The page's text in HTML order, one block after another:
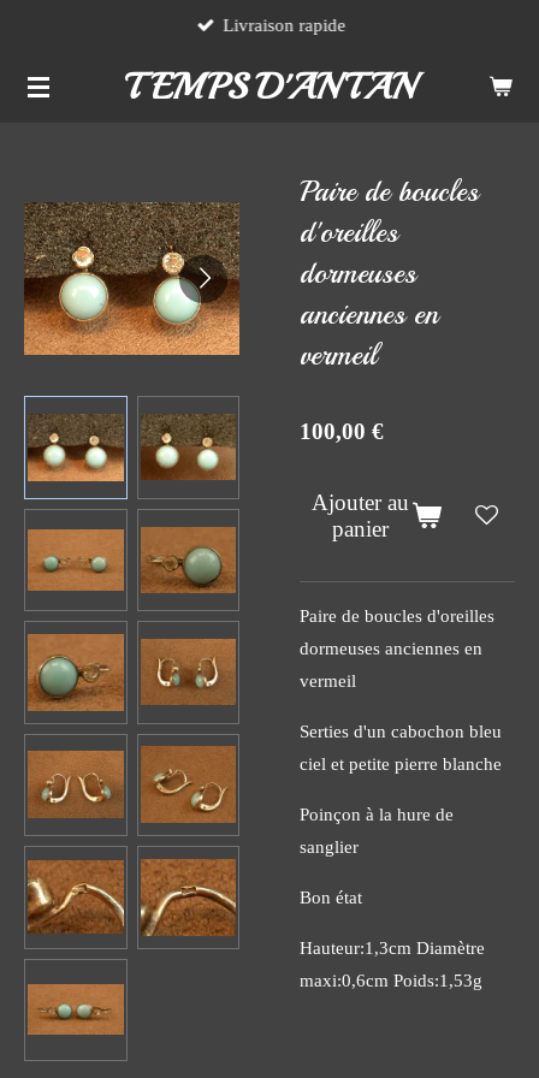
contenu
TEMPS D'ANTAN
Livraison rapide
Paire de boucles
d'oreilles
dormeuses
anciennes en
vermeil
100,00 €
Ajouter au
panier
Paire de boucles d'oreilles
dormeuses anciennes en
vermeil
Serties d'un cabochon bleu
ciel et petite pierre blanche
Poinçon à la hure de
sanglier
Bon état
Hauteur:1,3cm Diamètre
maxi:0,6cm Poids:1,53g